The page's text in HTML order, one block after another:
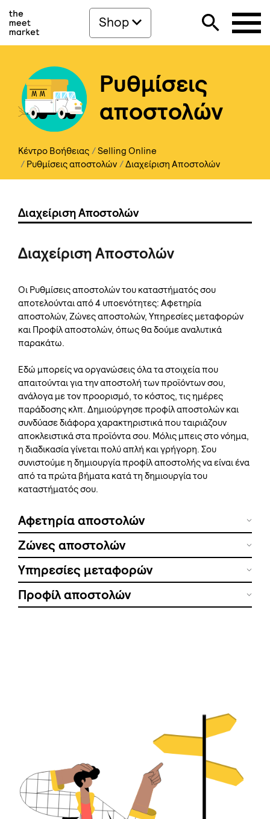
Shop
Ρυθμίσεις
αποστολών
Κέντρο Βοήθειας
Selling Online
Ρυθμίσεις αποστολών
Διαχείριση Αποστολών
Διαχείριση Αποστολών
Διαχείριση Αποστολών
Οι Ρυθμίσεις αποστολών του καταστήματός σου
αποτελούνται από 4 υποενότητες: Αφετηρία
αποστολών, Ζώνες αποστολών, Υπηρεσίες μεταφορών
και Προφίλ αποστολών, όπως θα δούμε αναλυτικά
παρακάτω.
Εδώ μπορείς να οργανώσεις όλα τα στοιχεία που
απαιτούνται για την αποστολή των προϊόντων σου,
ανάλογα με τον προορισμό, το κόστος, τις ημέρες
παράδοσης κλπ. Δημιούργησε προφίλ αποστολών και
συνδύασε διάφορα χαρακτηριστικά που ταιριάζουν
αποκλειστικά στα προϊόντα σου. Μόλις μπεις στο νόημα,
η διαδικασία γίνεται πολύ απλή και γρήγορη. Σου
συνιστούμε η δημιουργία προφίλ αποστολής να είναι ένα
από τα πρώτα βήματα κατά τη δημιουργία του
καταστήματός σου.
Αφετηρία αποστολών
Ζώνες αποστολών
Υπηρεσίες μεταφορών
Προφίλ αποστολών